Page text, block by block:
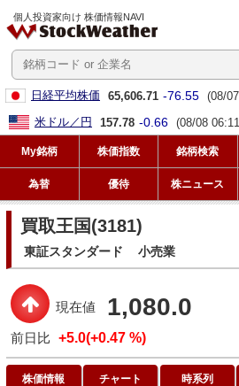
個人投資家向け 株価情報NAVI
日経平均株価 65,606.71 -76.55 (08/
米ドル／円
157.78 -0.66 (08/08
My銘柄 株価指数 銘柄検索
為替 優待 株ニュース
買取王国(3181)
東証スタンダード 小売業
現在値 1,080.0
前日比 +5.0(+0.47 %)
株価情報 チャート 時系列